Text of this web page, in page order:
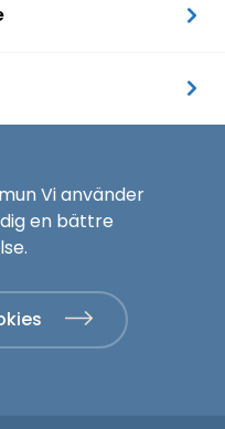
Vi använder
en bättre